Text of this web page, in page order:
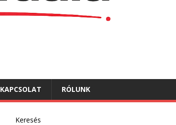
KAPCSOLAT RÓLUNK
Keresés